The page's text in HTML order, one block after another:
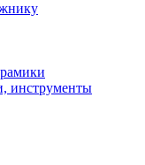
инструменты